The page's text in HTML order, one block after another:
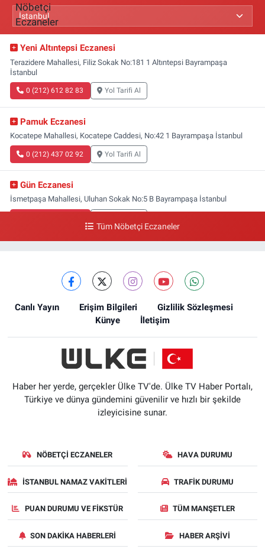
Yeni Altıntepsi Eczanesi
Terazidere Mahallesi, Filiz Sokak No:181 1 Altıntepsi Bayrampaşa
İstanbul
0 (212) 612 82 83 Yol Tarifi Al
Pamuk Eczanesi
Kocatepe Mahallesi, Kocatepe Caddesi, No:42 1 Bayrampaşa İstanbul
0 (212) 437 02 92 Yol Tarifi Al
Gün Eczanesi
İsmetpaşa Mahallesi, Uluhan Sokak No:5 B Bayrampaşa İstanbul
0 (212) 640 11 57 Yol Tarifi Al
Tüm Nöbetçi Eczaneler
Canlı Yayın Erişim Bilgileri
Gizlilik Sözleşmesi
Künye
İletişim
Haber her yerde, gerçekler Ülke TV'de. Ülke TV Haber Portalı,
Türkiye ve dünya gündemini güvenilir ve hızlı bir şekilde
izleyicisine sunar.
NÖBETÇI ECZANELER HAVA DURUMU
İSTANBUL NAMAZ VAKITLERI TRAFIK DURUMU
PUAN DURUMU VE FIKSTÜR TÜM MANŞETLER
SON DAKIKA HABERLERI HABER ARŞIVI